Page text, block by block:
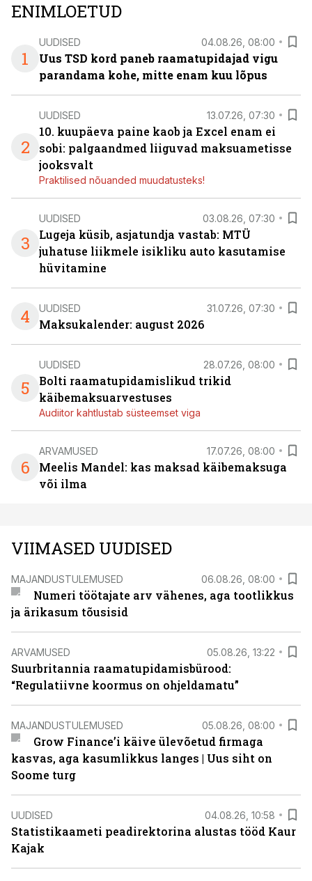
ENIMLOETUD
1
UUDISED 04.08.26, 08:00
Uus TSD kord paneb raamatupidajad vigu
parandama kohe, mitte enam kuu lõpus
2
UUDISED 13.07.26, 07:30
10. kuupäeva paine kaob ja Excel enam ei
sobi: palgaandmed liiguvad maksuametisse
jooksvalt
Praktilised nõuanded muudatusteks!
3
UUDISED 03.08.26, 07:30
Lugeja küsib, asjatundja vastab: MTÜ
juhatuse liikmele isikliku auto kasutamise
hüvitamine
4 UUDISED 31.07.26, 07:30
Maksukalender: august 2026
5
UUDISED 28.07.26, 08:00
Bolti raamatupidamislikud trikid
käibemaksuarvestuses
Audiitor kahtlustab süsteemset viga
6
ARVAMUSED 17.07.26, 08:00
Meelis Mandel: kas maksad käibemaksuga
või ilma
VIIMASED UUDISED
MAJANDUSTULEMUSED 06.08.26, 08:00
Numeri töötajate arv vähenes, aga tootlikkus
ja ärikasum tõusisid
ARVAMUSED 05.08.26, 13:22
Suurbritannia raamatupidamisbürood:
“Regulatiivne koormus on ohjeldamatu”
MAJANDUSTULEMUSED 05.08.26, 08:00
Grow Finance’i käive ülevõetud firmaga
kasvas, aga kasumlikkus langes | Uus siht on
Soome turg
UUDISED 04.08.26, 10:58
Statistikaameti peadirektorina alustas tööd Kaur
Kajak